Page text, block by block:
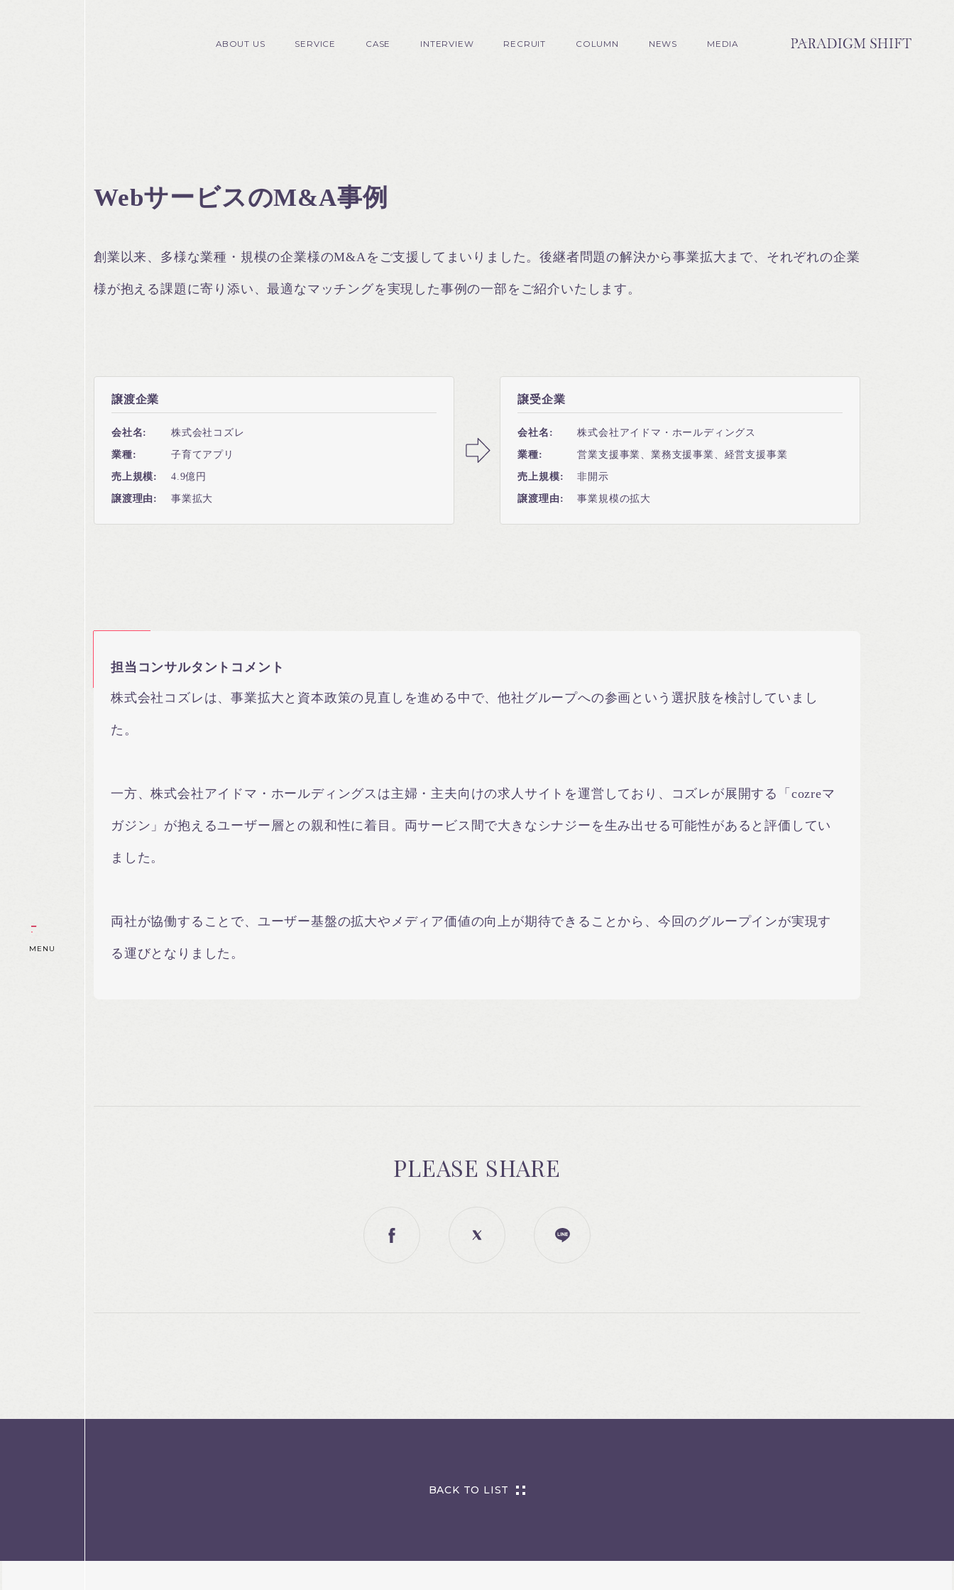
WebサービスのM&A事例
創業以来、多様な業種・規模の企業様のM&Aをご支援してまいりました。後継者問題の解決から事業拡大まで、それぞれの企業
様が抱える課題に寄り添い、最適なマッチングを実現した事例の一部をご紹介いたします。
譲渡企業
会社名: 株式会社コズレ
業種: 子育てアプリ
売上規模: 4.9億円
譲渡理由: 事業拡大
譲受企業
会社名: 株式会社アイドマ・ホールディングス
業種: 営業支援事業、業務支援事業、経営支援事業
売上規模: 非開示
譲渡理由: 事業規模の拡大
担当コンサルタントコメント
株式会社コズレは、事業拡大と資本政策の見直しを進める中で、他社グループへの参画という選択肢を検討していまし
た。
一方、株式会社アイドマ・ホールディングスは主婦・主夫向けの求人サイトを運営しており、コズレが展開する「cozreマ
ガジン」が抱えるユーザー層との親和性に着目。両サービス間で大きなシナジーを生み出せる可能性があると評価してい
ました。
両社が協働することで、ユーザー基盤の拡大やメディア価値の向上が期待できることから、今回のグループインが実現す
る運びとなりました。
PLEASE SHARE
BACK TO LIST
MENU
ABOUT US SERVICE CASE INTERVIEW RECRUIT COLUMN NEWS MEDIA